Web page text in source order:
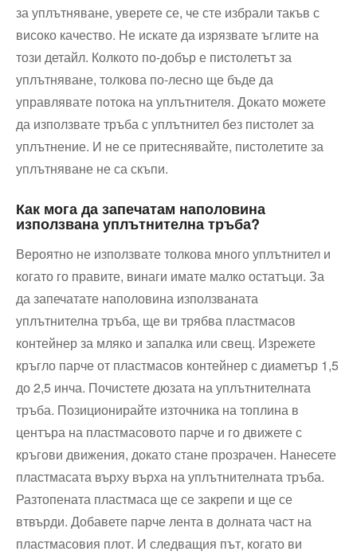
за уплътняване, уверете се, че сте избрали такъв с
високо качество. Не искате да изрязвате ъглите на
този детайл. Колкото по-добър е пистолетът за
уплътняване, толкова по-лесно ще бъде да
управлявате потока на уплътнителя. Докато можете
да използвате тръба с уплътнител без пистолет за
уплътнение. И не се притеснявайте, пистолетите за
уплътняване не са скъпи.
Как мога да запечатам наполовина
използвана уплътнителна тръба?
Вероятно не използвате толкова много уплътнител и
когато го правите, винаги имате малко остатъци. За
да запечатате наполовина използваната
уплътнителна тръба, ще ви трябва пластмасов
контейнер за мляко и запалка или свещ. Изрежете
кръгло парче от пластмасов контейнер с диаметър 1,5
до 2,5 инча. Почистете дюзата на уплътнителната
тръба. Позиционирайте източника на топлина в
центъра на пластмасовото парче и го движете с
кръгови движения, докато стане прозрачен. Нанесете
пластмасата върху върха на уплътнителната тръба.
Разтопената пластмаса ще се закрепи и ще се
втвърди. Добавете парче лента в долната част на
пластмасовия плот. И следващия път, когато ви